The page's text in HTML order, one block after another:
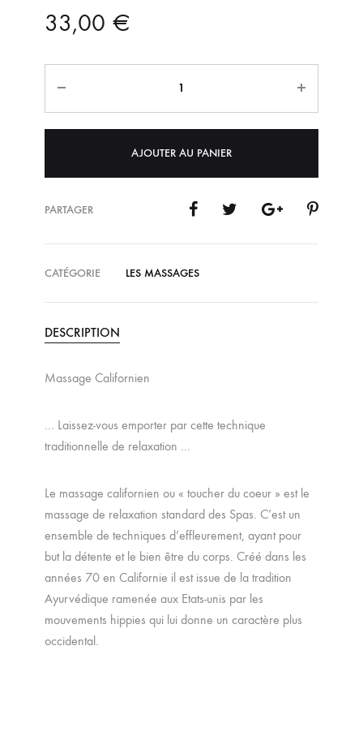
33,00 €
AJOUTER AU PANIER
PARTAGER
CATÉGORIE LES MASSAGES
DESCRIPTION
Massage Californien
… Laissez-vous emporter par cette technique
traditionnelle de relaxation …
Le massage californien ou « toucher du coeur » est le
massage de relaxation standard des Spas. C’est un
ensemble de techniques d’effleurement, ayant pour
but la détente et le bien être du corps. Créé dans les
années 70 en Californie il est issue de la tradition
Ayurvédique ramenée aux Etats-unis par les
mouvements hippies qui lui donne un caractère plus
occidental.